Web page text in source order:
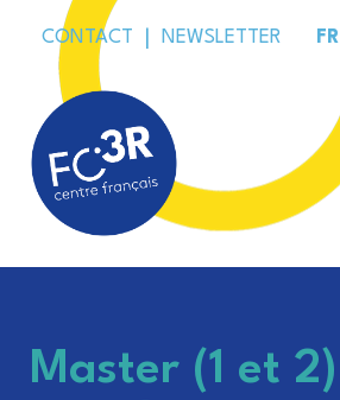
CONTACT NEWSLETTER FR
Master (1 et 2)